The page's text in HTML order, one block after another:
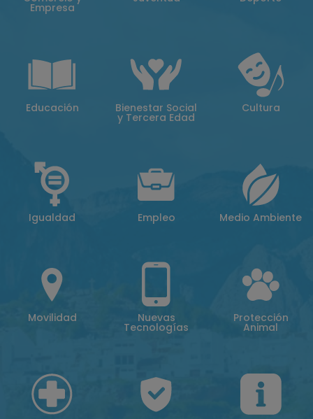
Empresa
Educación Bienestar Social
y Tercera Edad
Cultura
Igualdad Empleo Medio Ambiente
Movilidad Nuevas
Tecnologías
Protección
Animal